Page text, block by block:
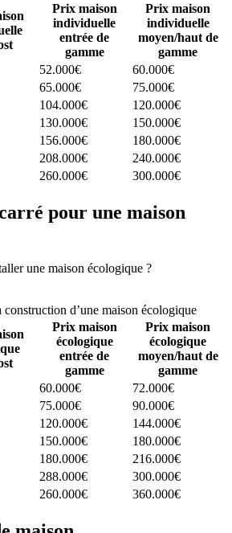
Prix maison
individuelle
entrée de
gamme
Prix maison
individuelle
moyen/haut de
gamme
52.000€
60.000€
65.000€
75.000€
104.000€
120.000€
130.000€
150.000€
156.000€
180.000€
208.000€
240.000€
260.000€ 300.000€
pour une maison
une maison écologique ?
d’une maison écologique
Prix maison
écologique
entrée de
gamme
Prix maison
écologique
moyen/haut de
gamme
60.000€
72.000€
75.000€
90.000€
120.000€
144.000€
150.000€
180.000€
180.000€
216.000€
288.000€
300.000€
260.000€ 360.000€